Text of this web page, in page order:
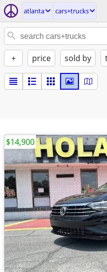
atlanta cars+trucks
+ price sold by
$14,900